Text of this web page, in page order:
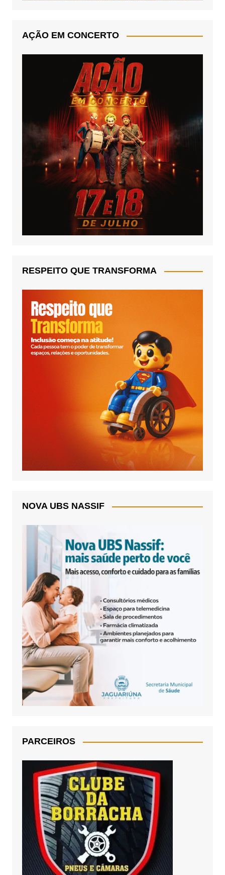
AÇÃO EM CONCERTO
RESPEITO QUE TRANSFORMA
NOVA UBS NASSIF
PARCEIROS